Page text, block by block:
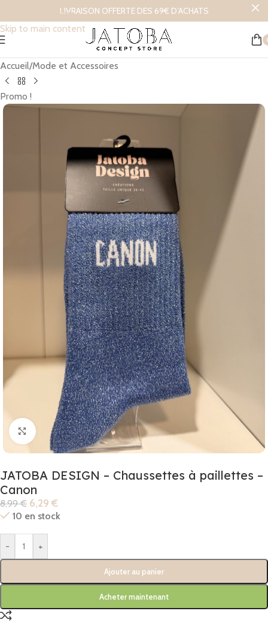
LIVRAISON OFFERTE DES 69€ D’ACHATS
Skip to navigation
Skip to main content
Accueil/Mode et Accessoires
Promo !
Click to enlarge
JATOBA DESIGN – Chaussettes à paillettes –
Canon
8,99€ 6,29€
10 en stock
- +
Ajouter au panier
Acheter maintenant